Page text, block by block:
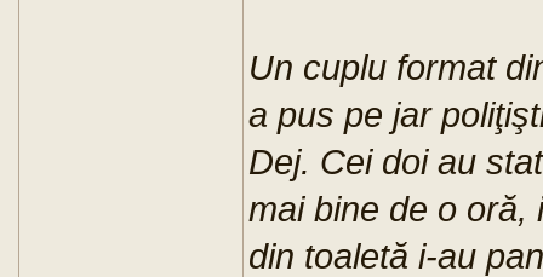
Un cuplu format
a pus pe jar
Dej. Cei doi au
mai bine de o oră,
din toaletă i-au